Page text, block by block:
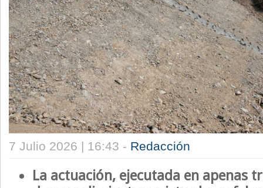
7 Julio 2026 | 16:43 - Redacción
La actuación, ejecutada en apenas